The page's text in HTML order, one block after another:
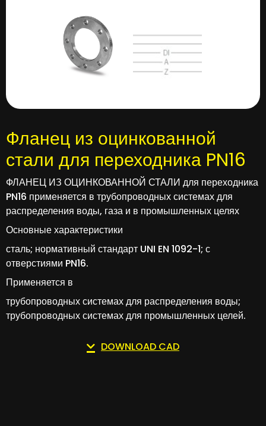
Фланец из оцинкованной
стали для переходника PN16
ФЛАНЕЦ ИЗ ОЦИНКОВАННОЙ СТАЛИ для переходника
PN16 применяется в трубопроводных системах для
распределения воды, газа и в промышленных целях
Основные характеристики
сталь; нормативный стандарт UNI EN 1092-1; с
отверстиями PN16.
Применяется в
трубопроводных системах для распределения воды;
трубопроводных системах для промышленных целей.
DOWNLOAD CAD